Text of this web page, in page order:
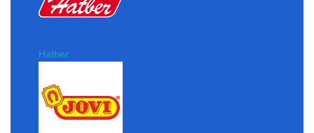
Hatber